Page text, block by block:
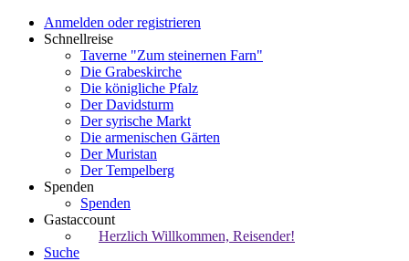
Anmelden oder registrieren
Schnellreise
Taverne "Zum steinernen Farn"
Die Grabeskirche
Die königliche Pfalz
Der Davidsturm
Der syrische Markt
Die armenischen Gärten
Der Muristan
Der Tempelberg
Spenden
Spenden
Gastaccount
Herzlich Willkommen, Reisender!
Suche